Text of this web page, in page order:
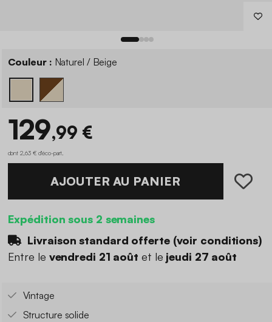
Couleur : Naturel / Beige
129,99 €
dont 2,63 € d'éco-part
AJOUTER AU PANIER
Expédition sous 2 semaines
Livraison standard offerte (voir conditions)
Entre le vendredi 21 août et le jeudi 27 août
Vintage
Structure solide